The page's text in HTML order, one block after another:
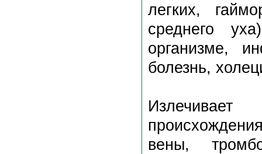
легких,
среднего
организме,
болезнь,
вены,